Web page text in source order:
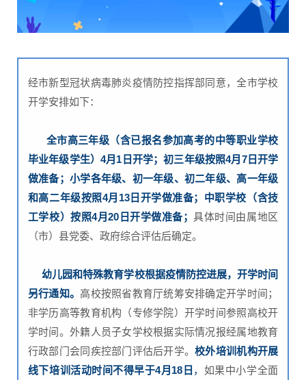
经市新型冠状病毒肺炎疫情防控指挥部同意，全市学校
开学安排如下：
全市高三年级（含已报名参加高考的中等职业学校
毕业年级学生）4月1日开学；初三年级按照4月7日开学
做准备；小学各年级、初一年级、初二年级、高一年级
和高二年级按照4月13日开学做准备； 中职学校（含技
工学校）按照4月20日开学做准备； 具体时间由属地区
（市）县党委、政府综合评估后确定。
幼儿园和特殊教育学校根据疫情防控进展，开学时间
另行通知。 高校按照省教育厅统筹安排确定开学时间；
非学历高等教育机构（专修学院）开学时间参照高校开
学时间。外籍人员子女学校根据实际情况报经属地教育
行政部门会同疾控部门评估后开学。校外培训机构开展
线下培训活动时间不得早于4月18日 ， 如果中小学全面